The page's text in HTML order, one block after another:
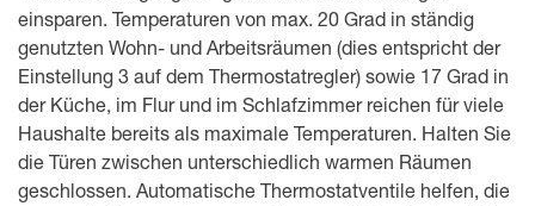
einsparen. Temperaturen von max. 20 Grad in ständig
genutzten Wohn- und Arbeitsräumen (dies entspricht der
Einstellung 3 auf dem Thermostatregler) sowie 17 Grad in
der Küche, im Flur und im Schlafzimmer reichen für viele
Haushalte bereits als maximale Temperaturen. Halten Sie
die Türen zwischen unterschiedlich warmen Räumen
geschlossen. Automatische Thermostatventile helfen, die